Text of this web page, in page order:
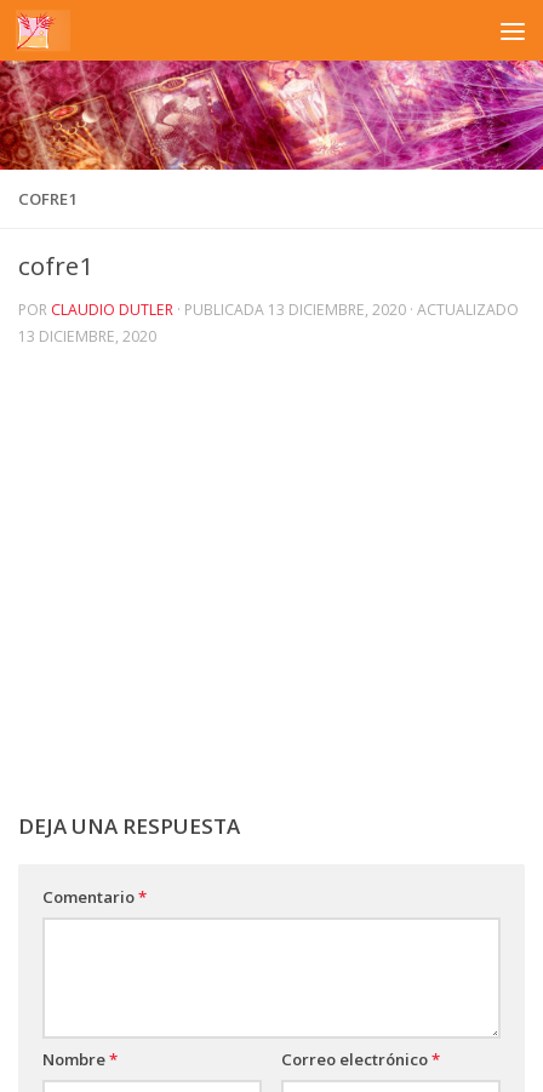
Saltar al contenido
COFRE1
cofre1
POR CLAUDIO DUTLER · PUBLICADA 13 DICIEMBRE, 2020 · ACTUALIZADO
13 DICIEMBRE, 2020
DEJA UNA RESPUESTA
Comentario*
Nombre* Correo electrónico*